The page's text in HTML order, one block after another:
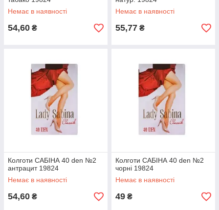
Немає в наявності
54,60 ₴
Немає в наявності
55,77 ₴
Колготи САБІНА 40 den №2
антрацит 19824
Немає в наявності
54,60 ₴
Колготи САБІНА 40 den №2
чорні 19824
Немає в наявності
49 ₴